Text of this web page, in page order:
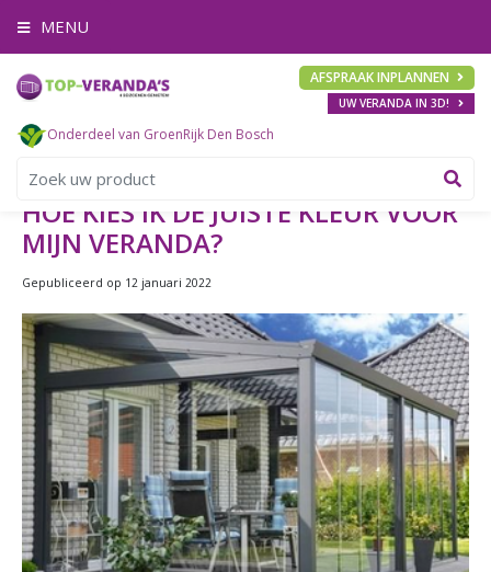
n
AFSPRAAK INPLANNEN
UW VERANDA IN 3D!
Onderdeel van GroenRijk Den Bosch
MENU
HOE KIES IK DE JUISTE KLEUR VOOR
MIJN VERANDA?
Gepubliceerd op 12 januari 2022